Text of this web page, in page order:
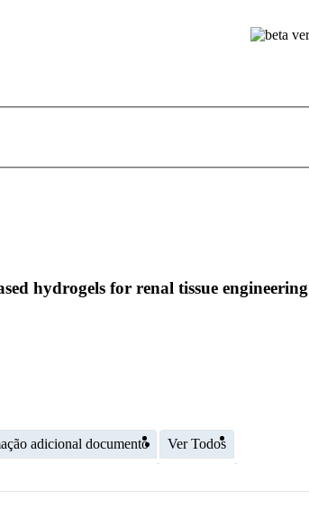
hydrogels for renal tissue engineering
adicional documento Ver Todos